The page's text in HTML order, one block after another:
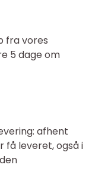
fra vores
5 dage om
afhent
få leveret, også i